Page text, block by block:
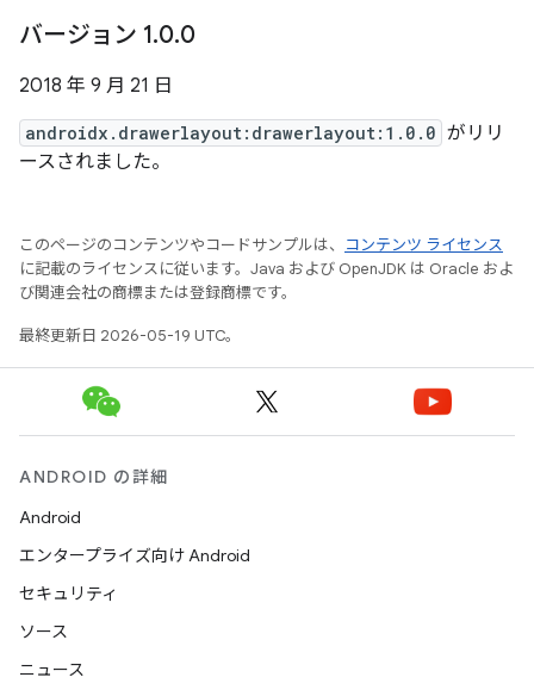
バージョン 1.0.0
2018 年 9 月 21 日
androidx.drawerlayout:drawerlayout:1.0.0 がリリ
ースされました。
このページのコンテンツやコードサンプルは、
コンテンツ ライセンス
に記載のライセンスに従います。Java および OpenJDK は Oracle およ
び関連会社の商標または登録商標です。
最終更新日 2026-05-19 UTC。
ANDROID の詳細
Android
エンタープライズ向け Android
セキュリティ
ソース
ニュース